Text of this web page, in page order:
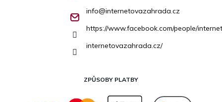
info@internetovazahrada.cz
https://www.facebook.com/people/
internetovazahrada.cz/
ZPŮSOBY PLATBY